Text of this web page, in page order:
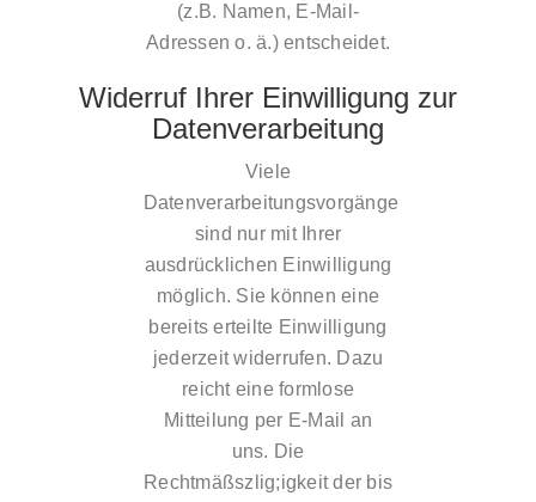
(z.B. Namen, E-Mail-
Adressen o. ä.) entscheidet.
Widerruf Ihrer Einwilligung zur
Datenverarbeitung
Viele
Datenverarbeitungsvorgänge
sind nur mit Ihrer
ausdrücklichen Einwilligung
möglich. Sie können eine
bereits erteilte Einwilligung
jederzeit widerrufen. Dazu
reicht eine formlose
Mitteilung per E-Mail an
uns. Die
Rechtmäßszlig;igkeit der bis